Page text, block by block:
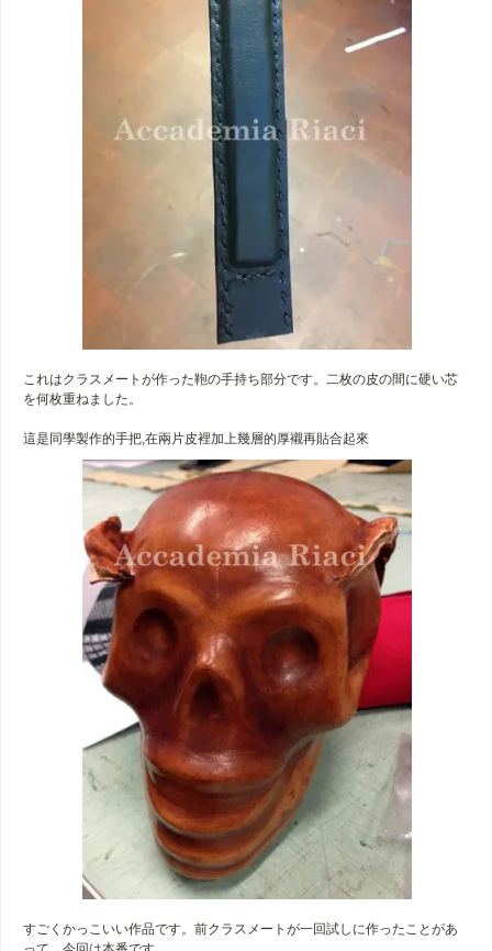
これはクラスメートが作った鞄の手持ち部分です。二枚の皮の間に硬い芯
を何枚重ねました。
這是同學製作的手把,在兩片皮裡加上幾層的厚襯再貼合起來
すごくかっこいい作品です。前クラスメートが一回試しに作ったことがあ